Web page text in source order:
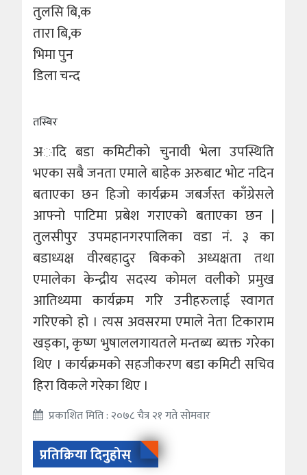
तुलसि बि,क
तारा बि,क
भिमा पुन
डिला चन्द
तस्बिर
अादि बडा कमिटीकाे चुनावी भेला उपस्थिति
भएका सबै जनता एमाले बाहेक अरुबाट भाेट नदिन
बताएका छन हिजाे कार्यक्रम जबर्जस्त काँग्रेसले
आफ्नाे पाटिमा प्रबेश गराएकाे बताएका छन |
तुलसीपुर उपमहानगरपालिका वडा नं. ३ का
बडाध्यक्ष वीरबहादुर बिकको अध्यक्षता तथा
एमालेका केन्द्रीय सदस्य कोमल वलीको प्रमुख
आतिथ्यमा कार्यक्रम गरि उनीहरुलाई स्वागत
गरिएको हो । त्यस अवसरमा एमाले नेता टिकाराम
खड्का, कृष्ण भुषाललगायतले मन्तब्य ब्यक्त गरेका
थिए । कार्यक्रमको सहजीकरण बडा कमिटी सचिव
हिरा विकले गरेका थिए ।
प्रकाशित मिति : २०७८ चैत्र २१ गते सोमवार
प्रतिक्रिया दिनुहोस्